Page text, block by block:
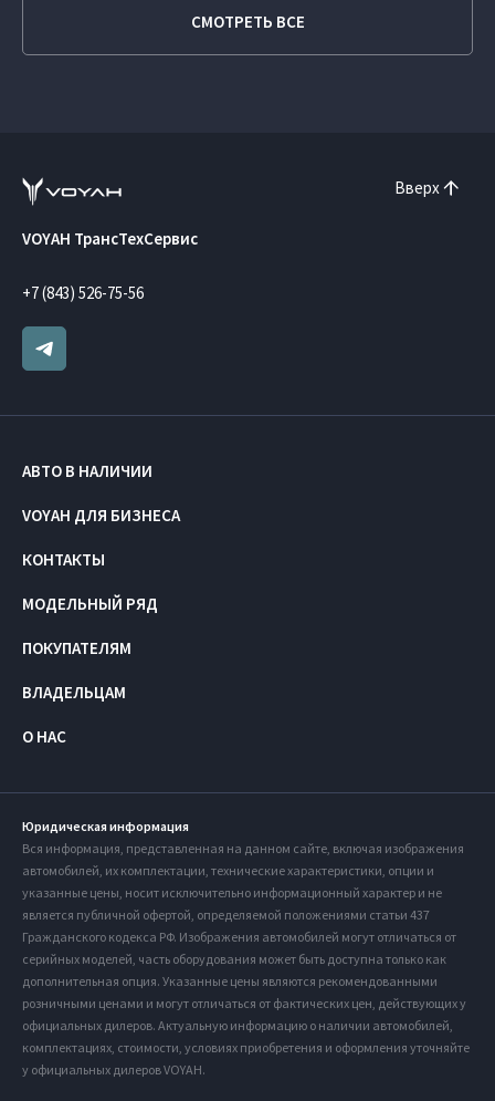
СМОТРЕТЬ ВСЕ
Вверх
VOYAH ТрансТехСервис
+7 (843) 526-75-56
АВТО В НАЛИЧИИ
VOYAH ДЛЯ БИЗНЕСА
КОНТАКТЫ
МОДЕЛЬНЫЙ РЯД
ПОКУПАТЕЛЯМ
ВЛАДЕЛЬЦАМ
О НАС
Юридическая информация
Вся информация, представленная на данном сайте, включая изображения
автомобилей, их комплектации, технические характеристики, опции и
указанные цены, носит исключительно информационный характер и не
является публичной офертой, определяемой положениями статьи 437
Гражданского кодекса РФ. Изображения автомобилей могут отличаться от
серийных моделей, часть оборудования может быть доступна только как
дополнительная опция. Указанные цены являются рекомендованными
розничными ценами и могут отличаться от фактических цен, действующих у
официальных дилеров. Актуальную информацию о наличии автомобилей,
комплектациях, стоимости, условиях приобретения и оформления уточняйте
у официальных дилеров VOYAH.